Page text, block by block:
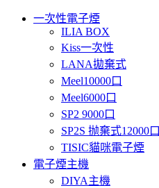
一次性電子煙
ILIA BOX
Kiss一次性
LANA拋棄式
Meel10000口
Meel6000口
SP2 9000口
SP2S 抛棄式12000口
TISIC貓咪電子煙
電子煙主機
DIYA主機